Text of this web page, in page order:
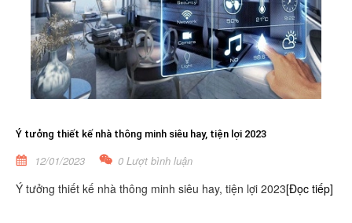
Ý tưởng thiết kế nhà thông minh siêu hay, tiện lợi 2023
12/01/2023 0 Lượt bình luận
Ý tưởng thiết kế nhà thông minh siêu hay, tiện lợi 2023[Đọc tiếp]